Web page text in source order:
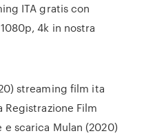
ITA gratis con
4k in nostra
streaming film ita
Film
scarica Mulan (2020)